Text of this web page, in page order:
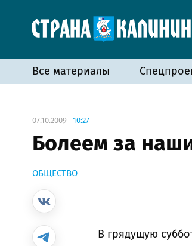
Все материалы
07.10.2009 10:27
Болеем за
ОБЩЕСТВО
В грядущую